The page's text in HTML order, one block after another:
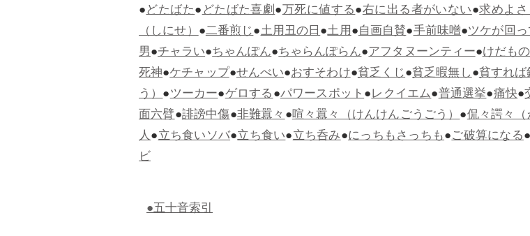
●どたばた●どたばた喜劇●万死に値する●右に出る者がいない●求めよ
（しにせ）●二番煎じ●土用丑の日●土用●自画自賛●手前味噌●ツケが回
男●チャラい●ちゃんぽん●ちゃらんぽらん●アフタヌーンティー●けだも
死神●ケチャップ●せんべい●おすそわけ●貧乏くじ●貧乏暇無し●貧すれ
う）●ツーカー●ゲロする●パワースポット●レクイエム●普通選挙●痛快●
面六臂●誹謗中傷●非難囂々●喧々囂々（けんけんごうごう）●侃々諤々
人●立ち食いソバ●立ち食い●立ち呑み●にっちもさっちも●ご破算になる
ビ
●五十音索引